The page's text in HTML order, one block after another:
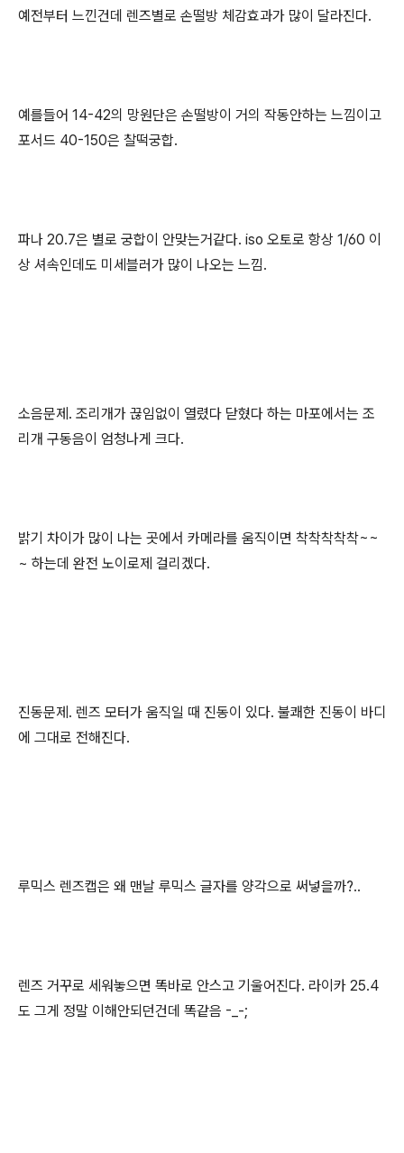
예전부터 느낀건데 렌즈별로 손떨방 체감효과가 많이 달라진다.
예를들어 14-42의 망원단은 손떨방이 거의 작동안하는 느낌이고
포서드 40-150은 찰떡궁합.
파나 20.7은 별로 궁합이 안맞는거같다. iso 오토로 항상 1/60 이
상 셔속인데도 미세블러가 많이 나오는 느낌.
소음문제. 조리개가 끊임없이 열렸다 닫혔다 하는 마포에서는 조
리개 구동음이 엄청나게 크다.
밝기 차이가 많이 나는 곳에서 카메라를 움직이면 착착착착착~~
~ 하는데 완전 노이로제 걸리겠다.
진동문제. 렌즈 모터가 움직일 때 진동이 있다. 불쾌한 진동이 바디
에 그대로 전해진다.
루믹스 렌즈캡은 왜 맨날 루믹스 글자를 양각으로 써넣을까?..
렌즈 거꾸로 세워놓으면 똑바로 안스고 기울어진다. 라이카 25.4
도 그게 정말 이해안되던건데 똑같음 -_-;